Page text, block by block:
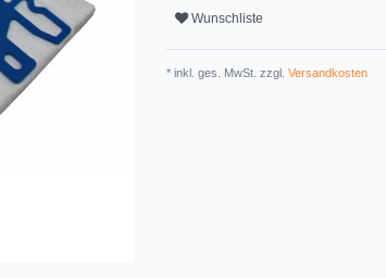
Wunschliste
* inkl. ges. MwSt. zzgl. Versandkosten